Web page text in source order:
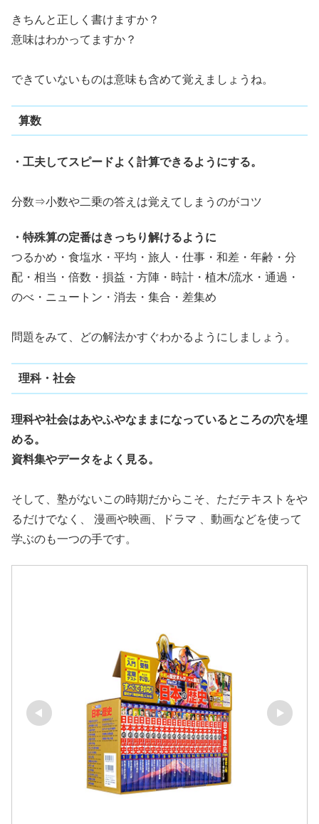
きちんと正しく書けますか？
意味はわかってますか？
できていないものは意味も含めて覚えましょうね。
算数
・工夫してスピードよく計算できるようにする。
分数⇒小数や二乗の答えは覚えてしまうのがコツ
・特殊算の定番はきっちり解けるように
つるかめ・食塩水・平均・旅人・仕事・和差・年齢・分
配・相当・倍数・損益・方陣・時計・植木/流水・通過・
のべ・ニュートン・消去・集合・差集め
問題をみて、どの解法かすぐわかるようにしましょう。
理科・社会
理科や社会はあやふやなままになっているところの穴を埋
める。
資料集やデータをよく見る。
そして、塾がないこの時期だからこそ、ただテキストをや
るだけでなく、 漫画や映画、ドラマ 、動画などを使って
学ぶのも一つの手です。